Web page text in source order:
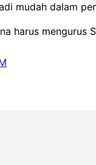
mudah dalam
mengurus